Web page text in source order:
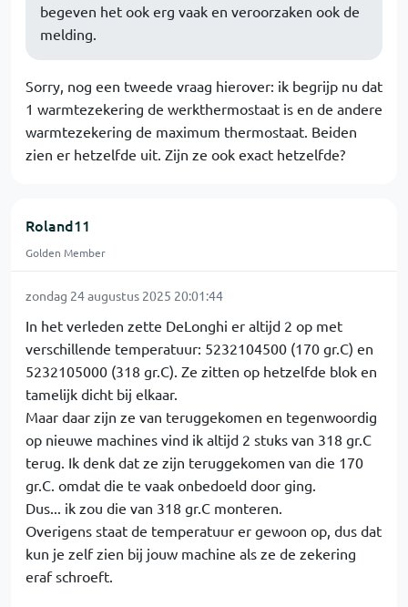
begeven het ook erg vaak en veroorzaken ook de
melding.
Sorry, nog een tweede vraag hierover: ik begrijp nu dat
1 warmtezekering de werkthermostaat is en de andere
warmtezekering de maximum thermostaat. Beiden
zien er hetzelfde uit. Zijn ze ook exact hetzelfde?
Roland11
Golden Member
zondag 24 augustus 2025 20:01:44
In het verleden zette DeLonghi er altijd 2 op met
verschillende temperatuur: 5232104500 (170 gr.C) en
5232105000 (318 gr.C). Ze zitten op hetzelfde blok en
tamelijk dicht bij elkaar.
Maar daar zijn ze van teruggekomen en tegenwoordig
op nieuwe machines vind ik altijd 2 stuks van 318 gr.C
terug. Ik denk dat ze zijn teruggekomen van die 170
gr.C. omdat die te vaak onbedoeld door ging.
Dus... ik zou die van 318 gr.C monteren.
Overigens staat de temperatuur er gewoon op, dus dat
kun je zelf zien bij jouw machine als ze de zekering
eraf schroeft.